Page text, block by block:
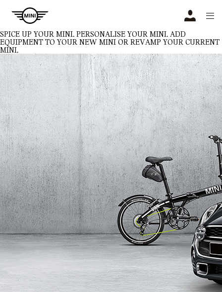
SPICE UP YOUR MINI. PERSONALISE YOUR MINI. ADD
EQUIPMENT TO YOUR NEW MINI OR REVAMP YOUR CURRENT
MINI.